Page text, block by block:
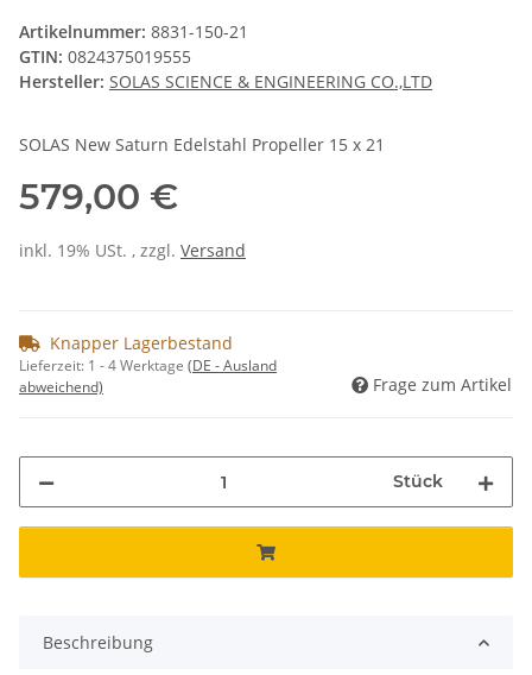
Artikelnummer: 8831-150-21
GTIN: 0824375019555
Hersteller: SOLAS SCIENCE & ENGINEERING CO.,LTD
SOLAS New Saturn Edelstahl Propeller 15 x 21
579,00 €
inkl. 19% USt. , zzgl. Versand
Knapper Lagerbestand
Lieferzeit: 1 - 4 Werktage (DE - Ausland
abweichend)
Frage zum Artikel
Stück
Beschreibung